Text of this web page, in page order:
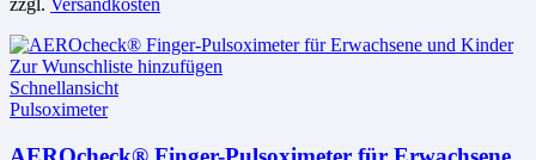
zzgl. Versandkosten
Zur Wunschliste hinzufügen
Schnellansicht
Pulsoximeter